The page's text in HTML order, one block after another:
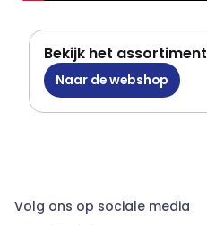
Bekijk het assortiment
Naar de webshop
Volg ons op sociale media